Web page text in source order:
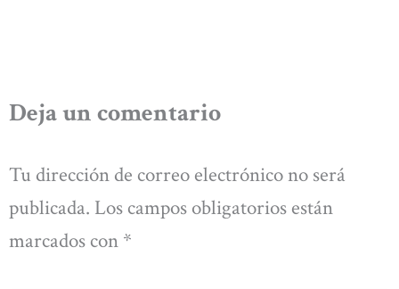
Deja un comentario
Tu dirección de correo electrónico no será
publicada. Los campos obligatorios están
marcados con *